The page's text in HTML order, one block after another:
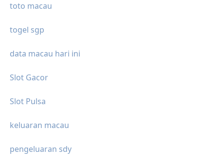
toto macau
togel sgp
data macau hari ini
Slot Gacor
Slot Pulsa
keluaran macau
pengeluaran sdy